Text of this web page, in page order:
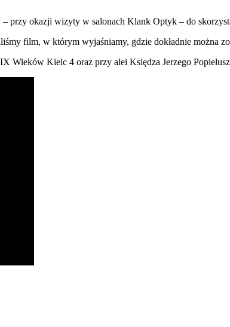
przy okazji wizyty w salonach Klank Optyk – do
film, w którym wyjaśniamy, gdzie dokładnie można
Wieków Kielc 4 oraz przy alei Księdza Jerzego